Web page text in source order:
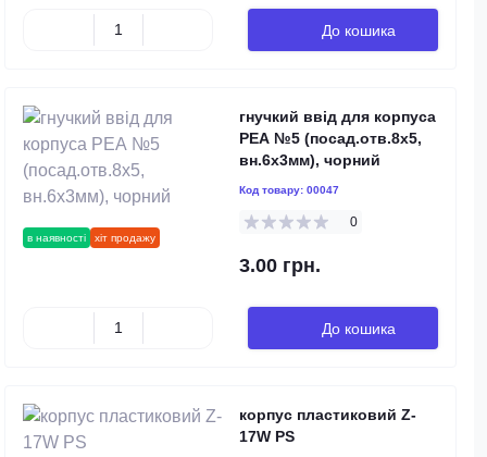
До кошика
в наявності хіт продажу
гнучкий ввід для корпуса
РЕА №5 (посад.отв.8х5,
вн.6x3мм), чорний
Код товару: 00047
0
3.00 грн.
До кошика
корпус пластиковий Z-
17W PS